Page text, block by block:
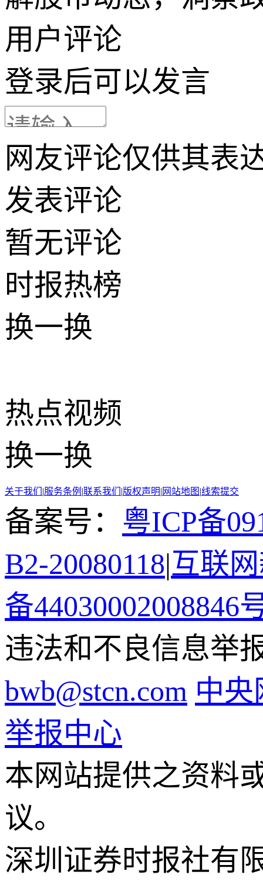
用户评论
登录后可以发言
网友评论仅供其表
发表评论
暂无评论
时报热榜
换一换
热点视频
换一换
关于我们 |服务条例 |联系我们 |版权声明| 网站地图 |线索提交
备案号： 粤ICP备
B2-20080118|互联
备44030002008846
违法和不良信息举
bwb@stcn.com 中
举报中心
本网站提供之资料
议。
深圳证券时报社有